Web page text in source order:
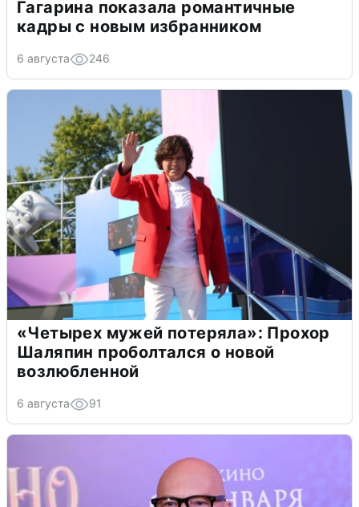
Гагарина показала романтичные
кадры с новым избранником
6 августа 246
«Четырех мужей потеряла»: Прохор
Шаляпин проболтался о новой
возлюбленной
6 августа 91